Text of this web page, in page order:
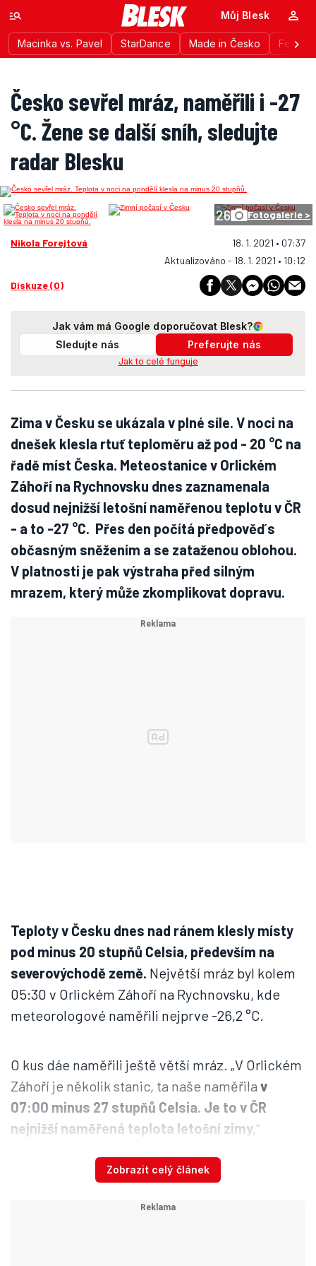
Macinka vs. Pavel StarDance Made in Česko
Můj Blesk
Česko sevřel mráz, naměřili i -27
°C. Žene se další sníh, sledujte
radar Blesku
26 Fotogalerie >
Nikola Forejtová
18. 1. 2021 • 07:37
Aktualizováno - 18. 1. 2021 • 10:12
Diskuze (0)
Jak vám má Google doporučovat Blesk?
Sledujte nás
Preferujte nás
Jak to celé funguje
Zima v Česku se ukázala v plné síle. V noci na
dnešek klesla rtuť teploměru až pod - 20 °C na
řadě míst Česka. Meteostanice v Orlickém
Záhoří na Rychnovsku dnes zaznamenala
dosud nejnižší letošní naměřenou teplotu v ČR
- a to -27 °C. Přes den počítá předpověď s
občasným sněžením a se zataženou oblohou.
V platnosti je pak výstraha před silným
mrazem, který může zkomplikovat dopravu.
Teploty v Česku dnes nad ránem klesly místy
pod minus 20 stupňů Celsia, především na
severovýchodě země. Největší mráz byl kolem
05:30 v Orlickém Záhoří na Rychnovsku, kde
meteorologové naměřili nejprve -26,2 °C.
O kus dáe naměřili ještě větší mráz. „V Orlickém
Záhoří je několik stanic, ta naše naměřila v
07:00 minus 27 stupňů Celsia. Je to v ČR
nejnižší naměřená teplota letošní zimy,“
„Orlické Záhoří 2“ je v mělké mrazové kotlině v
Divoká Orlice, která tvoří hranici s Polskem.
Zobrazit celý článek